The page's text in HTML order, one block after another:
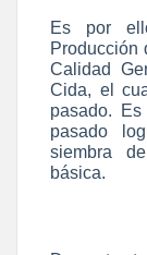
Es por
Producción
Calidad
Cida, el
pasado.
pasado
siembra
básica.